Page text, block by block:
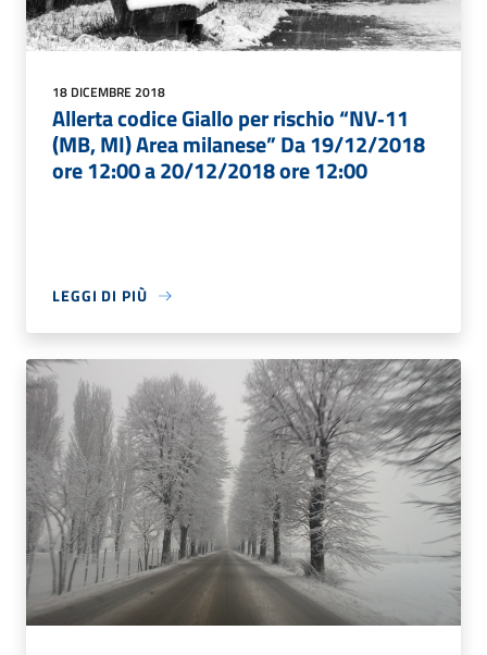
18 DICEMBRE 2018
Allerta codice Giallo per rischio “NV‐11
(MB, MI) Area milanese” Da 19/12/2018
ore 12:00 a 20/12/2018 ore 12:00
LEGGI DI PIÙ